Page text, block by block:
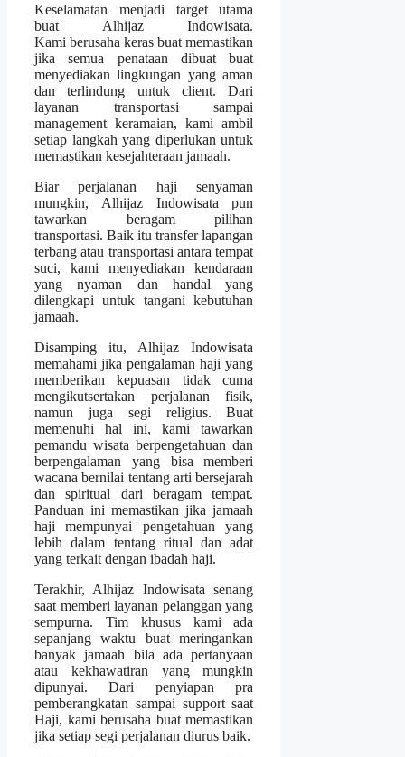
Keselamatan menjadi target utama
buat Alhijaz Indowisata.
Kami berusaha keras buat memastikan
jika semua penataan dibuat buat
menyediakan lingkungan yang aman
dan terlindung untuk client. Dari
layanan transportasi sampai
management keramaian, kami ambil
setiap langkah yang diperlukan untuk
memastikan kesejahteraan jamaah.
Biar perjalanan haji senyaman
mungkin, Alhijaz Indowisata pun
tawarkan beragam pilihan
transportasi. Baik itu transfer lapangan
terbang atau transportasi antara tempat
suci, kami menyediakan kendaraan
yang nyaman dan handal yang
dilengkapi untuk tangani kebutuhan
jamaah.
Disamping itu, Alhijaz Indowisata
memahami jika pengalaman haji yang
memberikan kepuasan tidak cuma
mengikutsertakan perjalanan fisik,
namun juga segi religius. Buat
memenuhi hal ini, kami tawarkan
pemandu wisata berpengetahuan dan
berpengalaman yang bisa memberi
wacana bernilai tentang arti bersejarah
dan spiritual dari beragam tempat.
Panduan ini memastikan jika jamaah
haji mempunyai pengetahuan yang
lebih dalam tentang ritual dan adat
yang terkait dengan ibadah haji.
Terakhir, Alhijaz Indowisata senang
saat memberi layanan pelanggan yang
sempurna. Tim khusus kami ada
sepanjang waktu buat meringankan
banyak jamaah bila ada pertanyaan
atau kekhawatiran yang mungkin
dipunyai. Dari penyiapan pra
pemberangkatan sampai support saat
Haji, kami berusaha buat memastikan
jika setiap segi perjalanan diurus baik.